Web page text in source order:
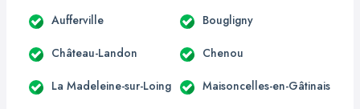
Aufferville Bougligny
Château-Landon Chenou
La Madeleine-sur-Loing Maisoncelles-en-Gâtinais